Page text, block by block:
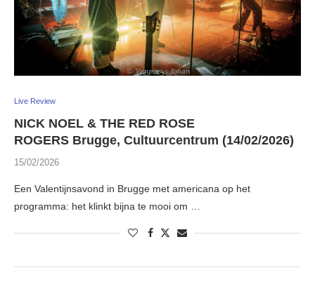
Live Review
NICK NOEL & THE RED ROSE
ROGERS Brugge, Cultuurcentrum (14/02/2026)
15/02/2026
Een Valentijnsavond in Brugge met americana op het
programma: het klinkt bijna te mooi om …